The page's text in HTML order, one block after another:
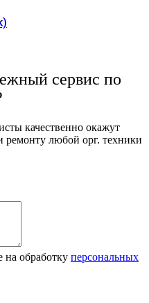
сервис по
качественно окажут
ремонту любой орг. техники
на обработку персональных